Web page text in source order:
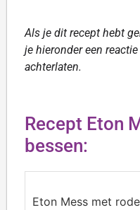
Als je dit recept hebt
je hieronder een
achterlaten.
Recept Eton
bessen:
Eton Mess met